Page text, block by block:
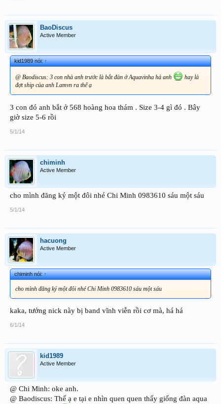
BaoDiscus
Active Member
kid1989 nói:↑
@ Baodiscus: 3 con nhà anh trước là bắt đàn ở Aquavinha hả anh
hay là
đợt ship của anh Lamvn ra thế ạ
3 con đó anh bắt ở 568 hoàng hoa thám . Size 3-4 gì đó . Bây
giờ size 5-6 rồi
5/1/14
chiminh
Active Member
cho mình đăng ký một đôi nhé Chi Minh 0983610 sáu một sáu
5/1/14
hacuong
Active Member
chiminh nói:↑
cho mình đăng ký một đôi nhé Chi Minh 0983610 sáu một sáu
kaka, tưởng nick này bị band vĩnh viễn rồi cơ mà, há há
6/1/14
kid1989
Active Member
@ Chi Minh: oke anh.
@ Baodiscus: Thế ạ e tại e nhìn quen quen thấy giống đàn aqua